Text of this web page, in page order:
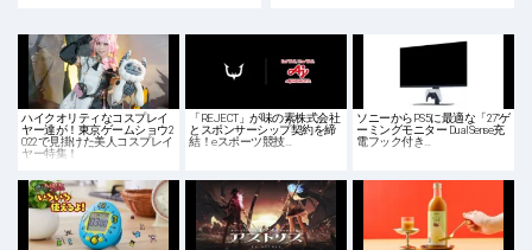
ハイクオリティなコスプレイ
ヤー達が！東京ゲームショウ2
022で見掛けた美人コスプレイ
ヤー特集！
「REJECT」が味の素株式会社
とスポンサーシップ契約を締
結！eスポーツ競技…
ソニーからPS5に最適な「27"ゲ
ーミングモニター DualSense充
電フック付き…